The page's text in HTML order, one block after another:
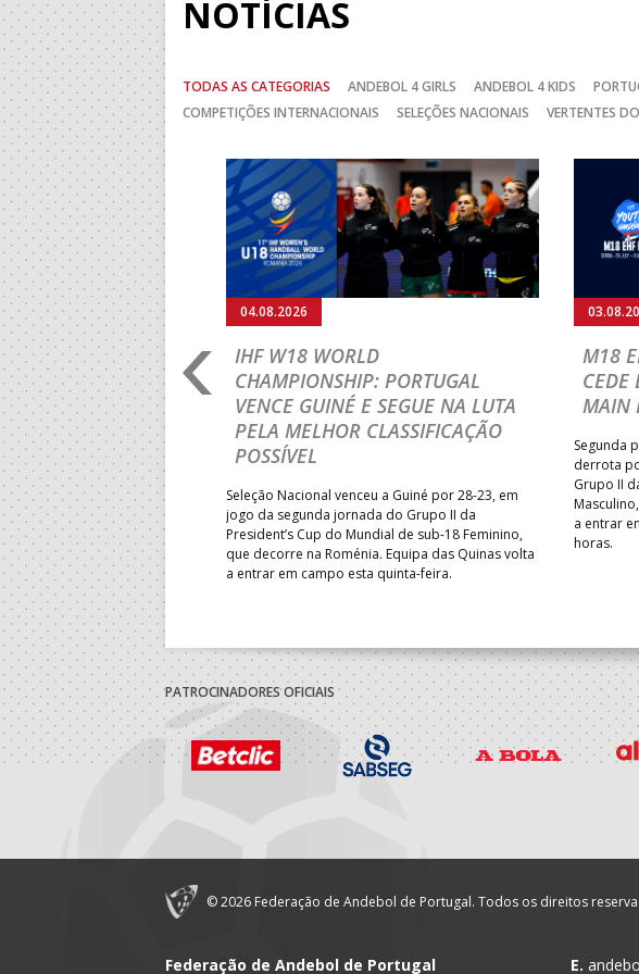
NOTÍCIAS
TODAS AS CATEGORIAS ANDEBOL 4 GIRLS ANDEBOL 4 KIDS
COMPETIÇÕES INTERNACIONAIS
SELEÇÕES NACIONAIS VERTENTES
2026: PORTUGAL
COM UMA
terça-feira a participação
EHF EURO 2026 com uma
por 41-29.
04.08.2026
IHF W18 WORLD
CHAMPIONSHIP: PORTUGAL
VENCE GUINÉ E SEGUE NA LUTA
PELA MELHOR CLASSIFICAÇÃO
POSSÍVEL
Seleção Nacional venceu a Guiné por 28-23, em
jogo da segunda jornada do Grupo II da
President’s Cup do Mundial de sub-18 Feminino,
que decorre na Roménia. Equipa das Quinas volta
a entrar em campo esta quinta-feira.
M18
CEDE
MAIN
Segunda
derrota
Grupo II
a entrar
horas.
Anterior
PATROCINADORES OFICIAIS
© 2026 Federação de Andebol de Portugal. Todos os direitos
Federação de Andebol de Portugal E.